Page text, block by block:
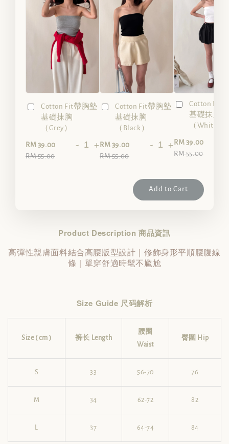
Cotton Fit帶胸墊
基礎抹胸
（Grey）
RM 39.00
RM 55.00
- +
Cotton Fit帶胸墊
基礎抹胸
（Black）
RM 39.00
RM 55.00
- +
Cotton Fit
基礎抹胸
（White）
RM 39.00
RM 55.00
Add to Cart
Product Description 商品資訊
高彈性親膚面料結合高腰版型設計｜修飾身形平順腰腹線
條｜單穿舒適時髦不尷尬
Size Guide 尺码解析
Size ( cm ) 裤长 Length
腰围
Waist
臀圍 Hip
S 33 56-70 76
M 34 62-72 82
L 37 64-74 84